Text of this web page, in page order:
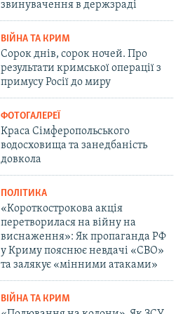
звинувачення в держзраді
ВІЙНА ТА КРИМ
Сорок днів, сорок ночей. Про
результати кримської операції з
примусу Росії до миру
ФОТОГАЛЕРЕЇ
Краса Сімферопольського
водосховища та занедбаність
довкола
ПОЛІТИКА
«Короткострокова акція
перетворилася на війну на
виснаження»: Як пропаганда РФ
у Криму пояснює невдачі «СВО»
та залякує «мінними атаками»
ВІЙНА ТА КРИМ